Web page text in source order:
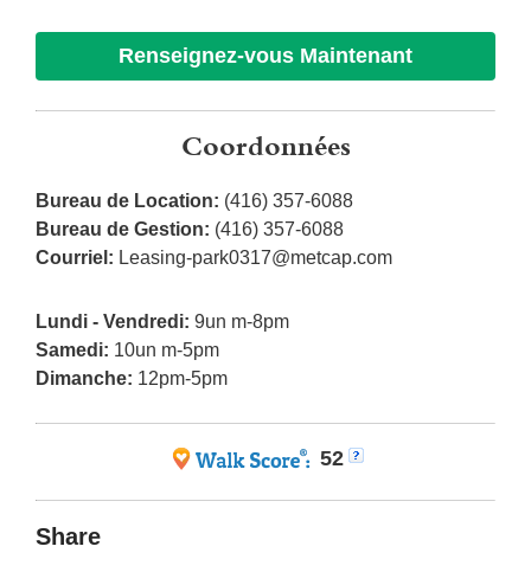
Renseignez-vous Maintenant
Coordonnées
Bureau de Location: (416) 357-6088
Bureau de Gestion: (416) 357-6088
Courriel: Leasing-park0317@metcap.com
Lundi - Vendredi: 9un m-8pm
Samedi: 10un m-5pm
Dimanche: 12pm-5pm
52
Share